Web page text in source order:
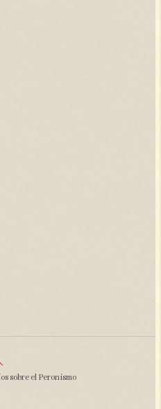
sobre el Peronismo